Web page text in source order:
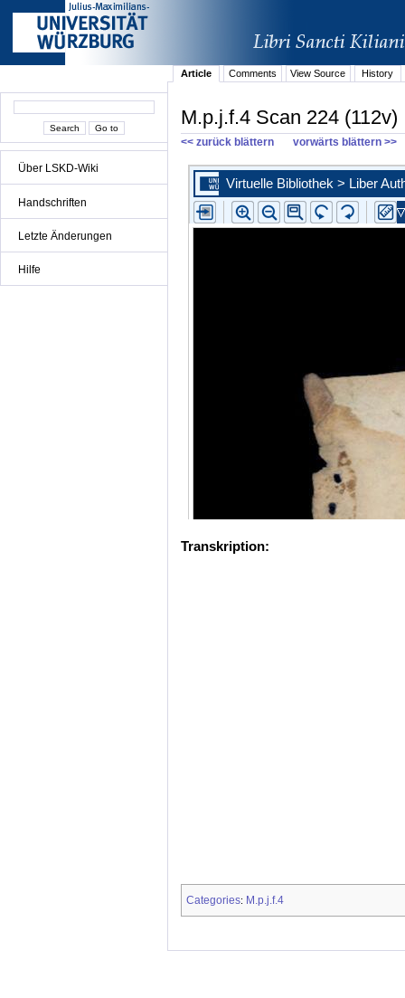
Über LSKD-Wiki
Handschriften
Letzte Änderungen
Hilfe
Article Comments View Source History
M.p.j.f.4 Scan 224 (112v)
<< zurück blättern vorwärts blättern >>
Transkription:
Categories: M.p.j.f.4